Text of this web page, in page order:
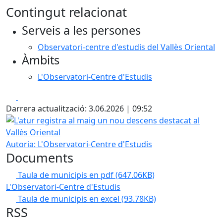
Contingut relacionat
Serveis a les persones
Observatori-centre d'estudis del Vallès Oriental
Àmbits
L'Observatori-Centre d'Estudis
Darrera actualització: 3.06.2026 | 09:52
L'atur registra al maig un nou descens destacat al Vallès
Autoria: L'Observatori-Centre d'Estudis
Documents
Taula de municipis en pdf(647.06KB)
L'Observatori-Centre d'Estudis
Taula de municipis en excel (93.78KB)
RSS